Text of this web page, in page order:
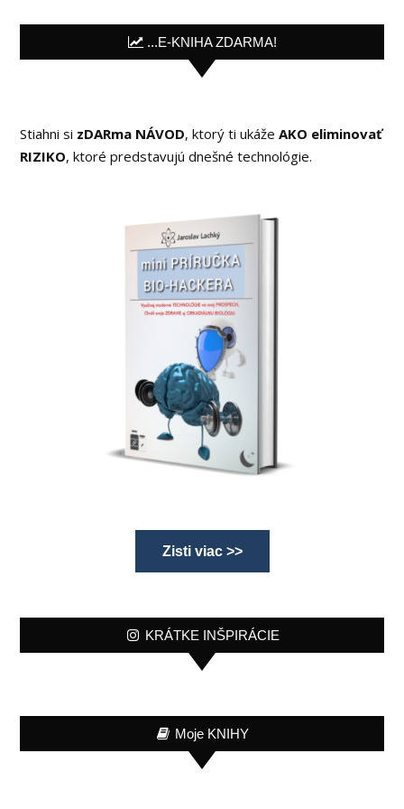
...E-KNIHA ZDARMA!
Stiahni si zDARma NÁVOD, ktorý ti ukážeAKO eliminovať
RIZIKO, ktoré predstavujú dnešné technológie.
Zisti viac >>
KRÁTKE INŠPIRÁCIE
Moje KNIHY